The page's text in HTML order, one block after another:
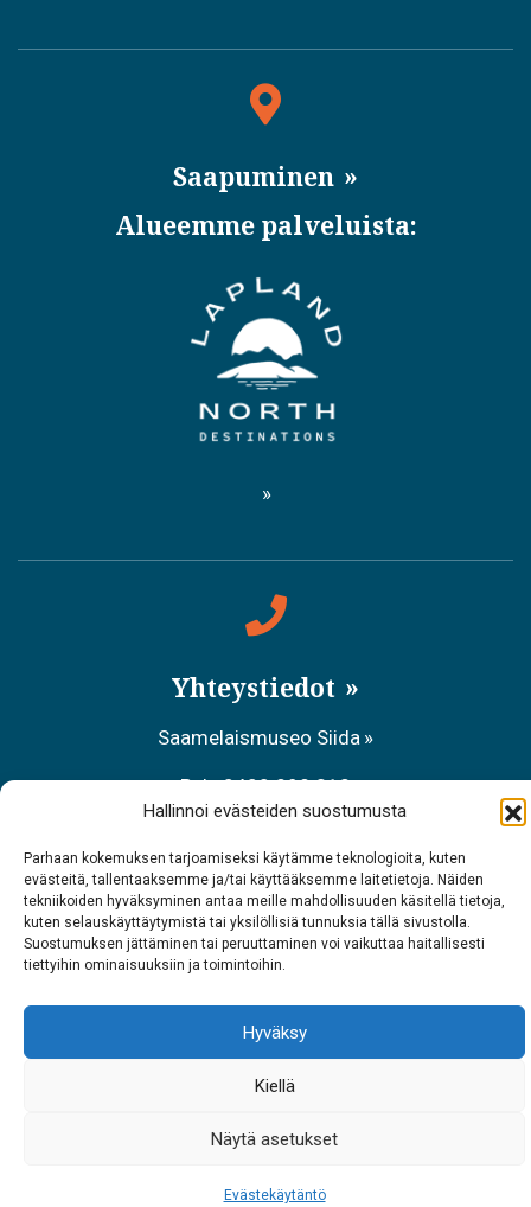
Hallinnoi evästeiden suostumusta
Parhaan kokemuksen tarjoamiseksi käytämme teknologioita, kuten
evästeitä, tallentaaksemme ja/tai käyttääksemme laitetietoja. Näiden
tekniikoiden hyväksyminen antaa meille mahdollisuuden käsitellä tietoja,
kuten selauskäyttäytymistä tai yksilöllisiä tunnuksia tällä sivustolla.
Suostumuksen jättäminen tai peruuttaminen voi vaikuttaa haitallisesti
tiettyihin ominaisuuksiin ja toimintoihin.
Hyväksy
Kiellä
Näytä asetukset
Evästekäytäntö
Saapuminen
Alueemme palveluista:
Yhteystiedot
Saamelaismuseo Siida
Puh. 0400 898 212
Puh. 0206 39 7740
Ravintola Sarrit
Puh. 040 700 6485